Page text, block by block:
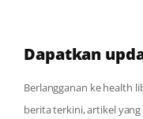
Dapatkan
Berlangganan ke health
berita terkini, artikel